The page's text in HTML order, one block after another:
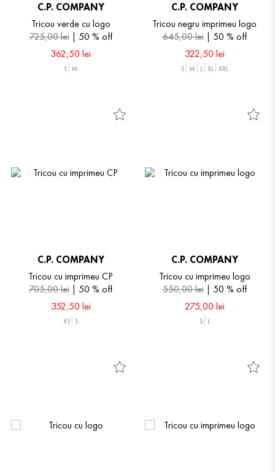
C.P. COMPANY
Tricou verde cu logo
725,00lei 50 % off
362,50 lei
S M
C.P. COMPANY
Tricou negru imprimeu logo
645,00lei 50 % off
322,50 lei
S M L XL XXL
C.P. COMPANY
Tricou cu imprimeu CP
705,00lei 50 % off
352,50 lei
XS S
C.P. COMPANY
Tricou cu imprimeu logo
550,00lei 50 % off
275,00 lei
S L